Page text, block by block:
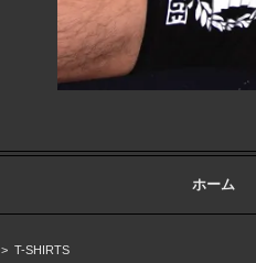
ホーム
> T-SHIRTS